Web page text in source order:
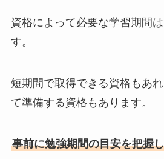
資格によって必要な学習期間
す。
短期間で取得できる資格もあ
て準備する資格もあります。
事前に勉強期間の目安を把握